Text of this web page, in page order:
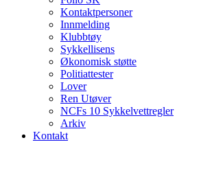
Kontaktpersoner
Innmelding
Klubbtøy
Sykkellisens
Økonomisk støtte
Politiattester
Lover
Ren Utøver
NCFs 10 Sykkelvettregler
Arkiv
Kontakt